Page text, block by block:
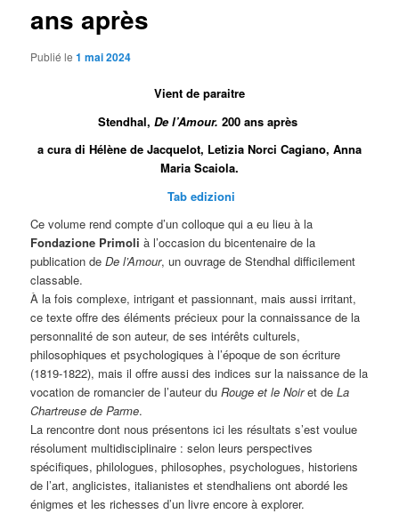
ans après
Publié le1 mai 2024
Vient de paraitre
Stendhal, De l’Amour. 200 ans après
a cura di Hélène de Jacquelot, Letizia Norci Cagiano, Anna
Maria Scaiola.
Tab edizioni
Ce volume rend compte d’un colloque qui a eu lieu à la
Fondazione Primolià l’occasion du bicentenaire de la
publication deDe l’Amour, un ouvrage de Stendhal difficilement
classable.
À la fois complexe, intrigant et passionnant, mais aussi irritant,
ce texte offre des éléments précieux pour la connaissance de la
personnalité de son auteur, de ses intérêts culturels,
philosophiques et psychologiques à l’époque de son écriture
(1819-1822), mais il offre aussi des indices sur la naissance de la
vocation de romancier de l’auteur duRouge et le Noiret deLa
Chartreuse de Parme.
La rencontre dont nous présentons ici les résultats s’est voulue
résolument multidisciplinaire : selon leurs perspectives
spécifiques, philologues, philosophes, psychologues, historiens
de l’art, anglicistes, italianistes et stendhaliens ont abordé les
énigmes et les richesses d’un livre encore à explorer.